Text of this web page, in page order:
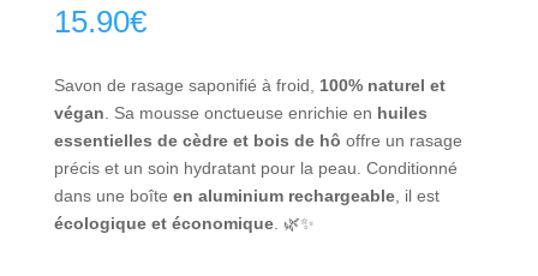
15.90€
Savon de rasage saponifié à froid, 100% naturel et
végan . Sa mousse onctueuse enrichie en huiles
essentielles de cèdre et bois de hô offre un rasage
précis et un soin hydratant pour la peau. Conditionné
dans une boîte en aluminium rechargeable, il est
écologique et économique. 🌿✨